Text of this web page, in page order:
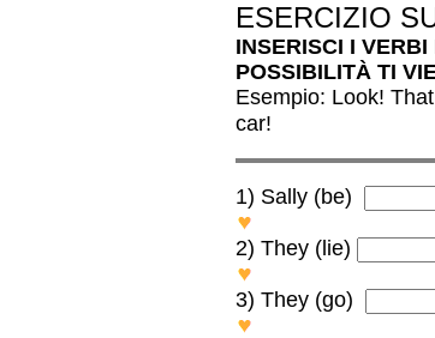
ESERCIZIO
INSERISCI I
POSSIBILITÀ TI
Esempio: Look!
car!
1) Sally (be)
2) They (lie)
3) They (go)